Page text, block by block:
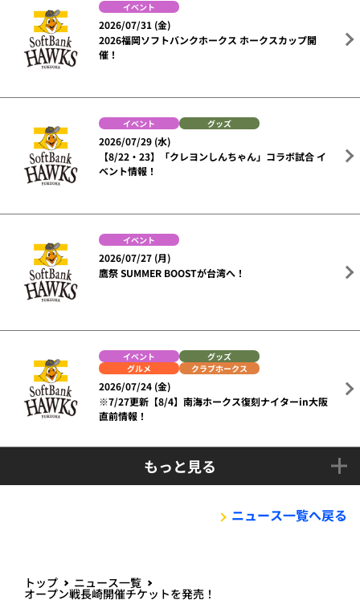
イベント
2026/07/31 (金)
2026福岡ソフトバンクホークス ホークスカップ開
催！
イベント グッズ
2026/07/29 (水)
【8/22・23】「クレヨンしんちゃん」コラボ試合 イ
ベント情報！
イベント
2026/07/27 (月)
鷹祭 SUMMER BOOSTが台湾へ！
イベント
グッズ
グルメ
クラブホークス
2026/07/24 (金)
※7/27更新【8/4】南海ホークス復刻ナイターin大阪
直前情報！
もっと見る
ニュース一覧へ戻る
トップ ニュース一覧
オープン戦長崎開催チケットを発売！